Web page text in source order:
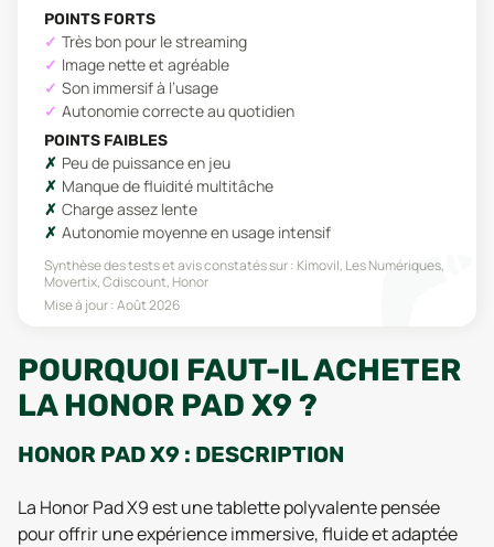
POINTS FORTS
Très bon pour le streaming
Image nette et agréable
Son immersif à l’usage
Autonomie correcte au quotidien
POINTS FAIBLES
Peu de puissance en jeu
Manque de fluidité multitâche
Charge assez lente
Autonomie moyenne en usage intensif
Synthèse des tests et avis constatés sur : Kimovil, Les Numériques,
Movertix, Cdiscount, Honor
Mise à jour :Août 2026
POURQUOI FAUT-IL ACHETER
LA HONOR PAD X9 ?
HONOR PAD X9 : DESCRIPTION
La Honor Pad X9 est une tablette polyvalente pensée
pour offrir une expérience immersive, fluide et adaptée